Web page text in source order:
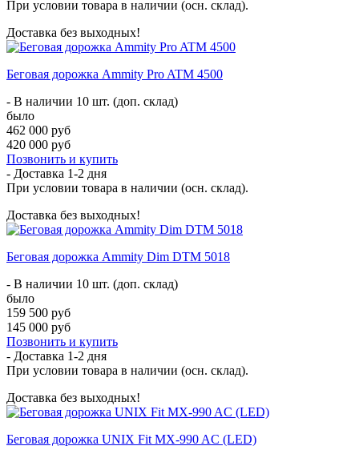
При условии товара в наличии (осн. склад).
Доставка без выходных!
Беговая дорожка Ammity Pro ATM 4500
- В наличии 10 шт. (доп. склад)
было
462 000 руб
420 000 руб
Позвонить и купить
- Доставка 1-2 дня
При условии товара в наличии (осн. склад).
Доставка без выходных!
Беговая дорожка Ammity Dim DTM 5018
- В наличии 10 шт. (доп. склад)
было
159 500 руб
145 000 руб
Позвонить и купить
- Доставка 1-2 дня
При условии товара в наличии (осн. склад).
Доставка без выходных!
Беговая дорожка UNIX Fit MX-990 AC (LED)